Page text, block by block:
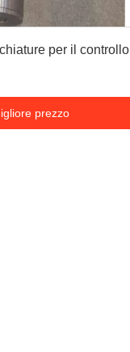
per il controllo
prezzo